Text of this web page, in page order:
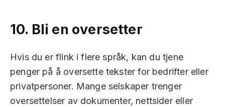
10. Bli en oversetter
Hvis du er flink i flere språk, kan du tjene
penger på å oversette tekster for bedrifter eller
privatpersoner. Mange selskaper trenger
oversettelser av dokumenter, nettsider eller